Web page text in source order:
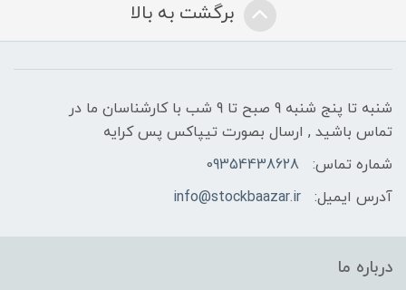
برگشت به بالا
شنبه تا پنج شنبه 9 صبح تا 9 شب با کارشناسان ما در
تماس باشید , ارسال بصورت تیپاکس پس کرایه
شماره تماس:
09354438628
آدرس ایمیل:
info@stockbaazar.ir
درباره ما